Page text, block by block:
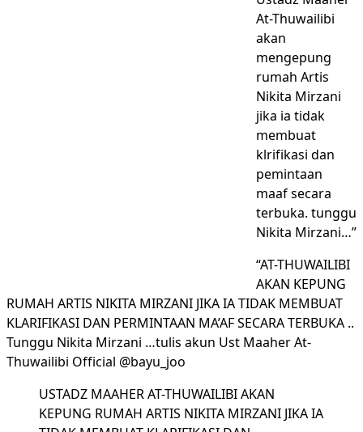
At-Thuwailibi
akan
mengepung
rumah Artis
Nikita Mirzani
jika ia tidak
membuat
klrifikasi dan
pemintaan
maaf secara
terbuka. tunggu
Nikita Mirzani…”
“AT-THUWAILIBI
AKAN KEPUNG
RUMAH ARTIS NIKITA MIRZANI JIKA IA TIDAK MEMBUAT
KLARIFIKASI DAN PERMINTAAN MA’AF SECARA TERBUKA ..
Tunggu Nikita Mirzani …tulis akun Ust Maaher At-
Thuwailibi Official @bayu_joo
USTADZ MAAHER AT-THUWAILIBI AKAN
KEPUNG RUMAH ARTIS NIKITA MIRZANI JIKA IA